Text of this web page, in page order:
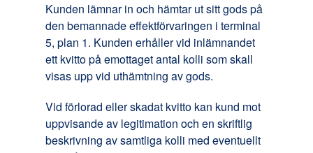
Kunden lämnar in och hämtar ut sitt gods på
den bemannade effektförvaringen i terminal
5, plan 1. Kunden erhåller vid inlämnandet
ett kvitto på emottaget antal kolli som skall
visas upp vid uthämtning av gods.
Vid förlorad eller skadat kvitto kan kund mot
uppvisande av legitimation och en skriftlig
beskrivning av samtliga kolli med eventuellt